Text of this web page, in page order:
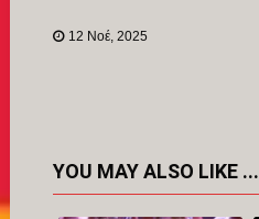
12 Νοέ, 2025
YOU MAY ALSO LIKE ...